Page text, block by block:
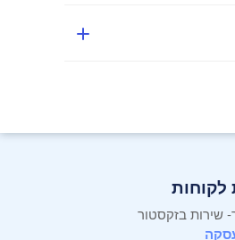
לקוחות
שירות בזקסטור